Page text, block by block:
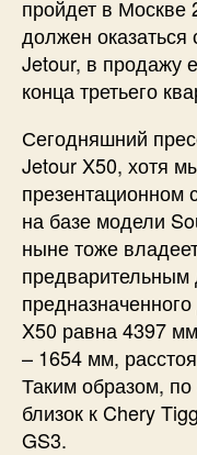
пройдет в Москве
должен
Jetour, в продажу
конца третьего
Сегодняшний
Jetour X50, хотя
презентационном
на базе модели
ныне тоже
X50 равна 4397
– 1654 мм,
Таким образом,
близок к Chery
GS3.